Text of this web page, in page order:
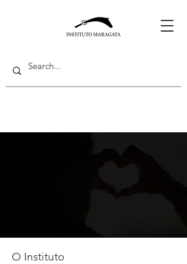
O Instituto